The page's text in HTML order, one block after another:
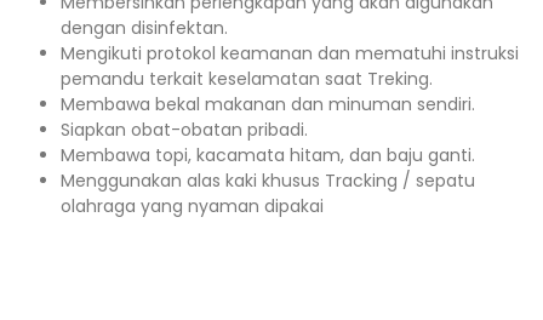
dengan disinfektan.
Mengikuti protokol keamanan dan mematuhi instruksi
pemandu terkait keselamatan saat Treking.
Membawa bekal makanan dan minuman sendiri.
Siapkan obat-obatan pribadi.
Membawa topi, kacamata hitam, dan baju ganti.
Menggunakan alas kaki khusus Tracking / sepatu
olahraga yang nyaman dipakai